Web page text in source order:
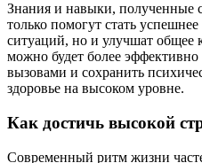
Знания и навыки, полученные
только помогут стать
ситуаций, но и улучшат общее
можно будет более
вызовами и сохранить
здоровье на высоком уровне.
Как достичь высокой
Современный ритм жизни